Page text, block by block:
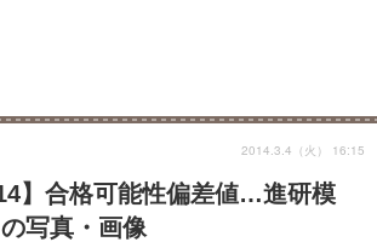
】合格可能性偏差値…進研模
写真・画像
2014.3.4（火） 16:15